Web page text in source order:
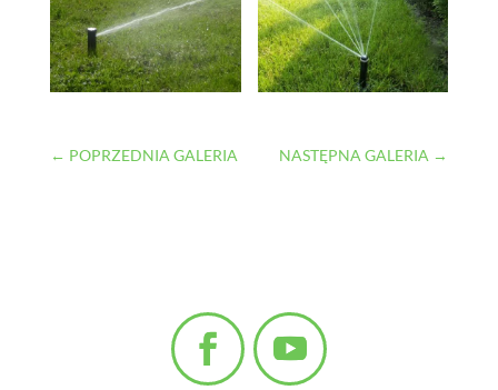
← POPRZEDNIA GALERIA NASTĘPNA GALERIA →